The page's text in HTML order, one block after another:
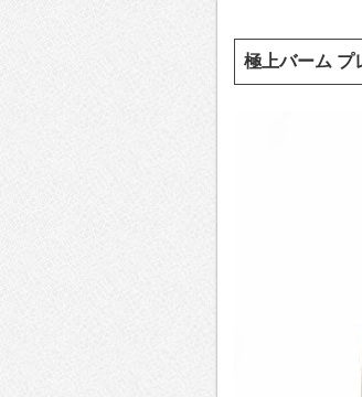
極上バーム